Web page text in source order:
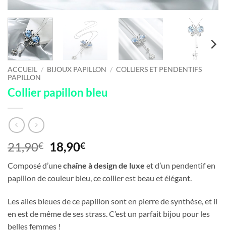
ACCUEIL / BIJOUX PAPILLON / COLLIERS ET PENDENTIFS
PAPILLON
Collier papillon bleu
21,90€
Le
prix
initial
était :
18,90€Le
actuel
est :
Composé d’unechaîne à design de luxe et d’un pendentif en
papillon de couleur bleu, ce collier est beau et élégant.
Les ailes bleues de ce papillon sont en pierre de synthèse, et il
en est de même de ses strass. C’est un parfait bijou pour les
belles femmes !